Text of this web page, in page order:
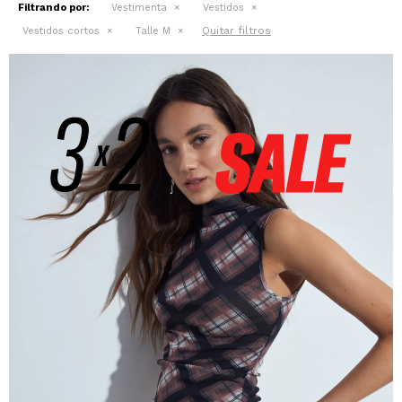
Filtrando por: Vestimenta
Vestidos
Vestidos cortos
Talle M Quitar filtros